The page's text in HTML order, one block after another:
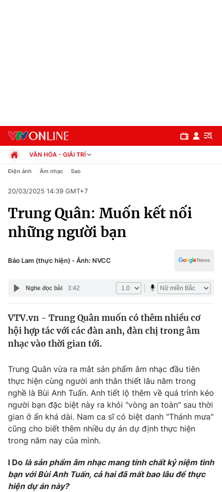
Chuyên mục
Chính trị
Pháp luật
Thế giới
Thế giới đó đây
Câu chuyện quốc tế
Kinh tế
Tài chính
Thị trường
Góc doanh nghiệp
Dữ liệu và đời sống
Truyền hình
Phim VTV
Hậu trường
Nhân vật
Điện ảnh
Đời sống
VĂN HÓA - GIẢI TRÍ
Chính trị
Pháp luật
Kinh tế
Thể thao
Truyền hình
Y tế
Công nghệ
Điện ảnh Âm nhạc Sao
20/03/2025 14:39 GMT+7
Trung Quân: Muốn kết nối
những người bạn
Bảo Lam (thực hiện) - Ảnh: NVCC
Nghe đọc bài 3:42
VTV.vn - Trung Quân muốn có thêm nhiều cơ
hội hợp tác với các đàn anh, đàn chị trong âm
nhạc vào thời gian tới.
Trung Quân vừa ra mắt sản phẩm âm nhạc đầu tiên
thực hiện cùng người anh thân thiết lâu năm trong
nghề là Bùi Anh Tuấn. Anh tiết lộ thêm về quá trình kéo
người bạn đặc biệt này ra khỏi "vòng an toàn" sau thời
gian ở ẩn khá dài. Nam ca sĩ có biệt danh "Thánh mưa"
cũng cho biết thêm nhiều dự án dự định thực hiện
trong năm nay của mình.
I Do là sản phẩm âm nhạc mang tính chất kỷ niệm tình
bạn với Bùi Anh Tuấn, cả hai đã mất bao lâu để thực
hiện dự án này?